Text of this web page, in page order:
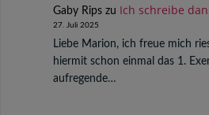
Gaby Ripszu Ich schreibe
27. Juli 2025
Liebe Marion, ich freue mich
hiermit schon einmal das 1.
aufregende…